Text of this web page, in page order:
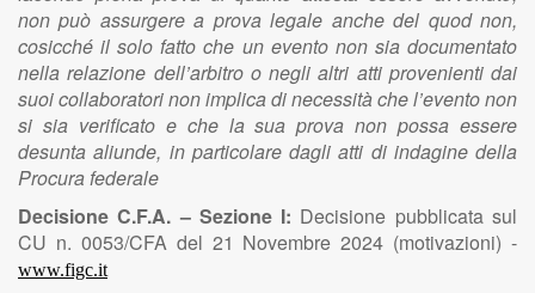
non può assurgere a prova legale anche del quod non,
cosicché il solo fatto che un evento non sia documentato
nella relazione dell’arbitro o negli altri atti provenienti dai
suoi collaboratori non implica di necessità che l’evento non
si sia verificato e che la sua prova non possa essere
desunta aliunde, in particolare dagli atti di indagine della
Procura federale
Decisione C.F.A. – Sezione I: Decisione pubblicata sul
CU n. 0053/CFA del 21 Novembre 2024 (motivazioni) -
www.figc.it